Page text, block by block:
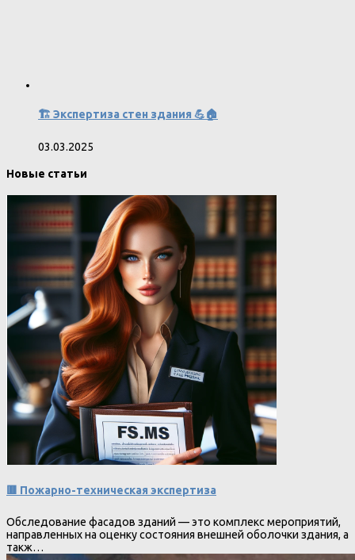
🏗 Экспертиза стен здания 💪🏠
03.03.2025
Новые статьи
🟥 Пожарно-техническая экспертиза
Обследование фасадов зданий — это комплекс мероприятий,
направленных на оценку состояния внешней оболочки здания, а
такж…